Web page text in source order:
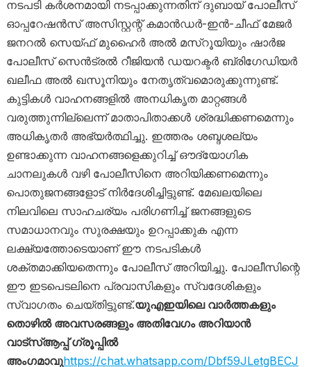
നടപടി കർശനമായി നടപ്പാക്കുന്നതിന് ദുബായ് പോലീസ്
ഓപ്പറേഷൻസ് അസിസ്റ്റന്റ് കമാൻഡർ-ഇൻ-ചീഫ് മേജർ
ജനറൽ സെയ്ഫ് മുഹൈർ അൽ മസ്‌റൂയിയും ഷാർജ
പോലീസ് സെൻട്രൽ റീജിയൻ ഡയറക്ടർ ബ്രിഗേഡിയർ
ഖലീഫ അൽ ഖസൂനിയും നേതൃത്വമൊരുക്കുന്നുണ്ട്.
കുട്ടികൾ വാഹനങ്ങളിൽ അനധികൃത മാറ്റങ്ങൾ
വരുത്തുന്നില്ലെന്ന് മാതാപിതാക്കൾ ശ്രദ്ധിക്കണമെന്നും
അധികൃതർ അഭ്യർത്ഥിച്ചു. ഇത്തരം ശബ്ദശല്യം
ഉണ്ടാക്കുന്ന വാഹനങ്ങളെക്കുറിച്ച് ഔദ്യോഗിക
ചാനലുകൾ വഴി പോലീസിനെ അറിയിക്കണമെന്നും
പൊതുജനങ്ങളോട് നിർദേശിച്ചിട്ടുണ്ട്. മേഖലയിലെ
നിലവിലെ സാഹചര്യം പരിഗണിച്ച് ജനങ്ങളുടെ
സമാധാനവും സുരക്ഷയും ഉറപ്പാക്കുക എന്ന
ലക്ഷ്യത്തോടെയാണ് ഈ നടപടികൾ
ശക്തമാക്കിയതെന്നും പോലീസ് അറിയിച്ചു. പോലീസിന്റെ
ഈ ഇടപെടലിനെ പ്രവാസികളും സ്വദേശികളും
സ്വാഗതം ചെയ്തിട്ടുണ്ട്.യുഎഇയിലെ വാർത്തകളും
തൊഴിൽ അവസരങ്ങളും അതിവേഗം അറിയാൻ
വാട്സ്ആപ്പ് ഗ്രൂപ്പിൽ
അംഗമാവുhttps://chat.whatsapp.com/Dbf59JLetgBECJ